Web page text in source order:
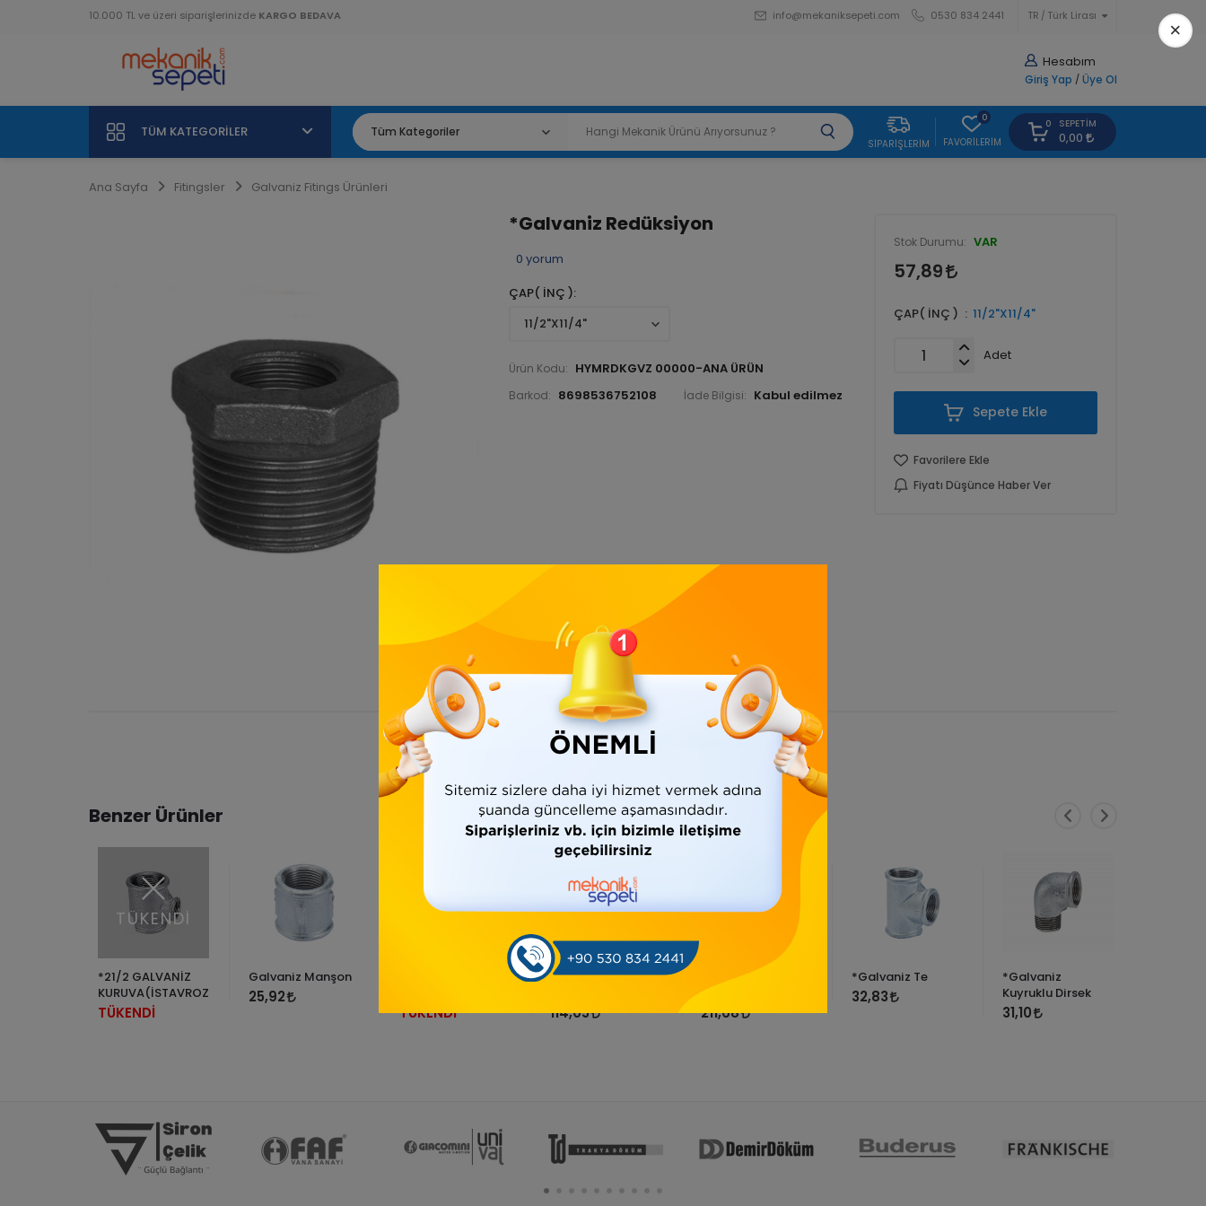
10.000 TL ve üzeri siparişlerinizde KARGO BEDAVA TR Türk Lirası
info@mekaniksepeti.com 0530 834 2441
Hesabım
Giriş Yap / Üye Ol
TÜM KATEGORILER
SIPARIŞLERIM
0
FAVORILERIM
0 SEPETIM
0,00
Ana Sayfa Fitingsler Galvaniz Fitings Ürünleri
*Galvaniz Redüksiyon
0 yorum
ÇAP( İNÇ )
Ürün Kodu: HYMRDKGVZ 00000-ANA ÜRÜN
Barkod: 8698536752108 İade Bilgisi:
Stok Durumu: VAR
57,89
ÇAP( İNÇ ) 11/2"X11/4"
Adet
Sepete Ekle
Favorilere Ekle
Fiyatı Düşünce Haber Ver
Ürün Bilgisi Yorumlar (0)
Benzer Ürünler
TÜKENDİ
*21/2 GALVANİZ
KURUVA(İSTAVROZ)
TÜKENDİ
Galvaniz Manşon
25,92
TÜKENDİ
*1/2 GALVANİZ
114,05
*1 GALVANİZ
KURUVA(İSTAVROZ)
211,68
*Galvaniz Te
32,83
*Galvaniz
Kuyruklu Dirsek
31,10
×